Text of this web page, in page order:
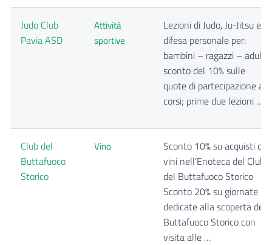
Judo Club
Pavia ASD
Attività
sportive
Lezioni di Judo, Ju-Jitsu e
difesa personale per:
bambini – ragazzi – adulti
sconto del 10% sulle
quote di partecipazione ai
corsi; prime due lezioni …
Club del
Buttafuoco
Storico
Vino
Sconto 10% su acquisti di
vini nell’Enoteca del Club
del Buttafuoco Storico
Sconto 20% su giornate
dedicate alla scoperta del
Buttafuoco Storico con
visita alle …